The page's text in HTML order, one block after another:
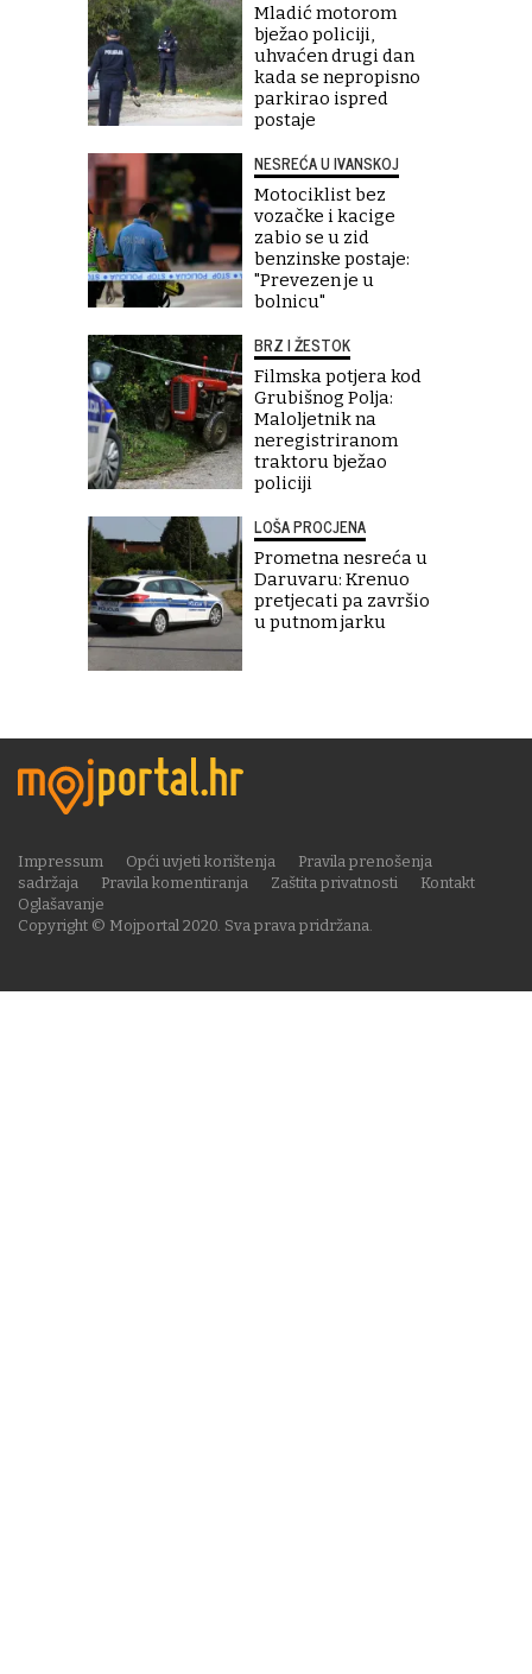
Mladić motorom
bježao policiji,
uhvaćen drugi dan
kada se nepropisno
parkirao ispred
postaje
NESREĆA U IVANSKOJ
Motociklist bez
vozačke i kacige
zabio se u zid
benzinske postaje:
"Prevezen je u
bolnicu"
BRZ I ŽESTOK
Filmska potjera kod
Grubišnog Polja:
Maloljetnik na
neregistriranom
traktoru bježao
policiji
LOŠA PROCJENA
Prometna nesreća u
Daruvaru: Krenuo
pretjecati pa završio
u putnom jarku
Copyright © Mojportal 2020. Sva prava pridržana.
Impressum Opći uvjeti korištenja
Pravila prenošenja
sadržaja
Pravila komentiranja Zaštita privatnosti
Kontakt
Oglašavanje